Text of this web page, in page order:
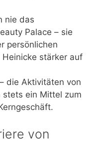
nie das
Palace – sie
persönlichen
stärker auf
die Aktivitäten von
stets ein Mittel zum
von